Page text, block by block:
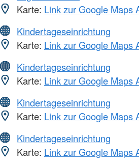
Karte: Link zur Google Maps
Kindertageseinrichtung
Karte: Link zur Google Maps
Kindertageseinrichtung
Karte: Link zur Google Maps
Kindertageseinrichtung
Karte: Link zur Google Maps
Kindertageseinrichtung
Karte: Link zur Google Maps